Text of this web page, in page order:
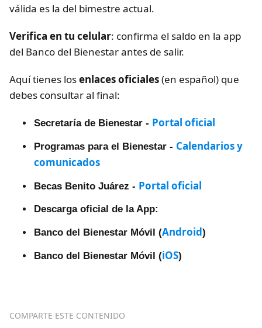
válida es la del bimestre actual.
Verifica en tu celular: confirma el saldo en la app
del Banco del Bienestar antes de salir.
Aquí tienes losenlaces oficiales(en español) que
debes consultar al final:
Secretaría de Bienestar - Portal oficial
Programas para el Bienestar - Calendarios y
comunicados
Becas Benito Juárez - Portal oficial
Descarga oficial de la App:
Banco del Bienestar Móvil (Android)
Banco del Bienestar Móvil (iOS)
COMPARTE ESTE CONTENIDO